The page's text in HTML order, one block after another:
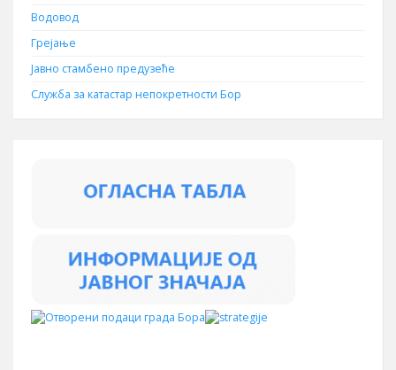
Водовод
Грејање
Јавно стамбено предузеће
Служба за катастар непокретности Бор